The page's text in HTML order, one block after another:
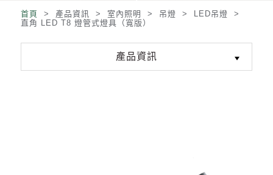
首頁 > 產品資訊 > 室內照明 > 吊燈 > LED吊燈 >
直角 LED T8 燈管式燈具（寬版）
產品資訊